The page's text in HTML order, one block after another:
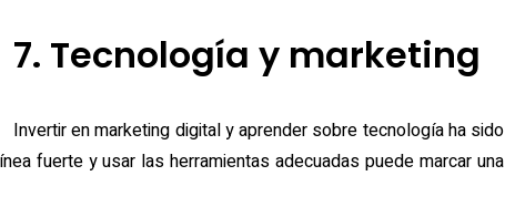
7. Tecnología y marketing
Invertir en marketing digital y aprender sobre tecnología ha sido
fuerte y usar las herramientas adecuadas puede marcar una